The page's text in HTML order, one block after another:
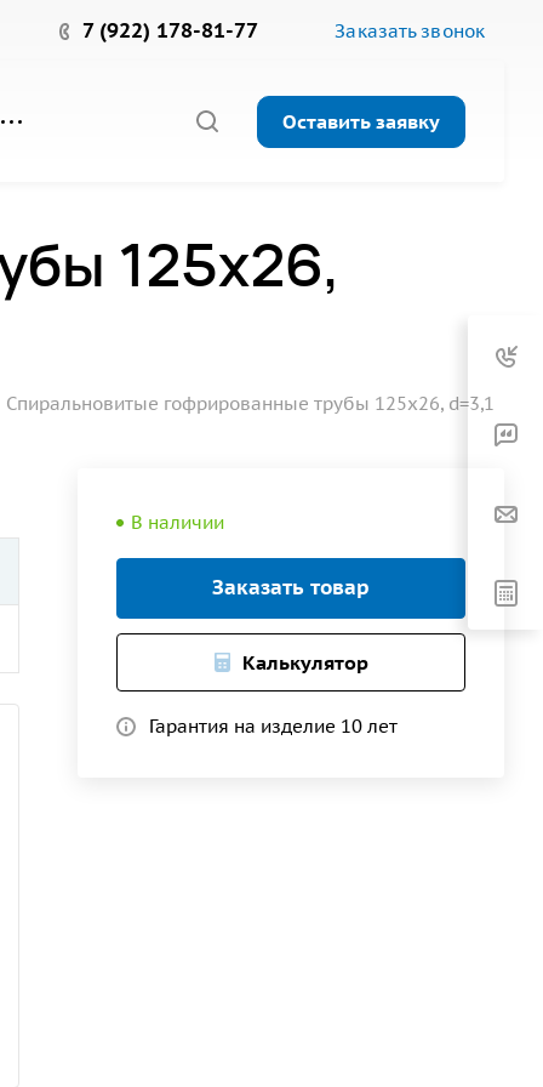
7 (922) 178-81-77 Заказать звонок
Оставить заявку
125х26,
Спиральновитые гофрированные трубы 125х26, d=3,1
В наличии
Заказать товар
Калькулятор
Гарантия на изделие 10 лет